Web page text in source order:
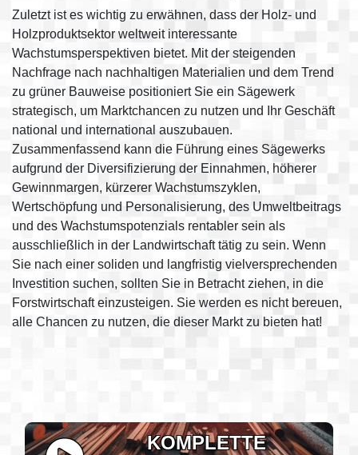
Zuletzt ist es wichtig zu erwähnen, dass der Holz- und
Holzproduktsektor weltweit interessante
Wachstumsperspektiven bietet. Mit der steigenden
Nachfrage nach nachhaltigen Materialien und dem Trend
zu grüner Bauweise positioniert Sie ein Sägewerk
strategisch, um Marktchancen zu nutzen und Ihr Geschäft
national und international auszubauen.
Zusammenfassend kann die Führung eines Sägewerks
aufgrund der Diversifizierung der Einnahmen, höherer
Gewinnmargen, kürzerer Wachstumszyklen,
Wertschöpfung und Personalisierung, des Umweltbeitrags
und des Wachstumspotenzials rentabler sein als
ausschließlich in der Landwirtschaft tätig zu sein. Wenn
Sie nach einer soliden und langfristig vielversprechenden
Investition suchen, sollten Sie in Betracht ziehen, in die
Forstwirtschaft einzusteigen. Sie werden es nicht bereuen,
alle Chancen zu nutzen, die dieser Markt zu bieten hat!
KOMPLETTE